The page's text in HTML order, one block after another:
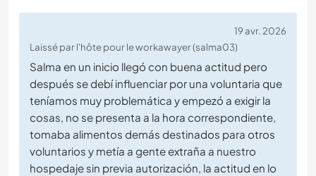
19 avr. 2026
Laissé par l'hôte pour le workawayer (salma03)
Salma en un inicio llegó con buena actitud pero
después se debí influenciar por una voluntaria que
teníamos muy problemática y empezó a exigir la
cosas, no se presenta a la hora correspondiente,
tomaba alimentos demás destinados para otros
voluntarios y metía a gente extraña a nuestro
hospedaje sin previa autorización, la actitud en lo